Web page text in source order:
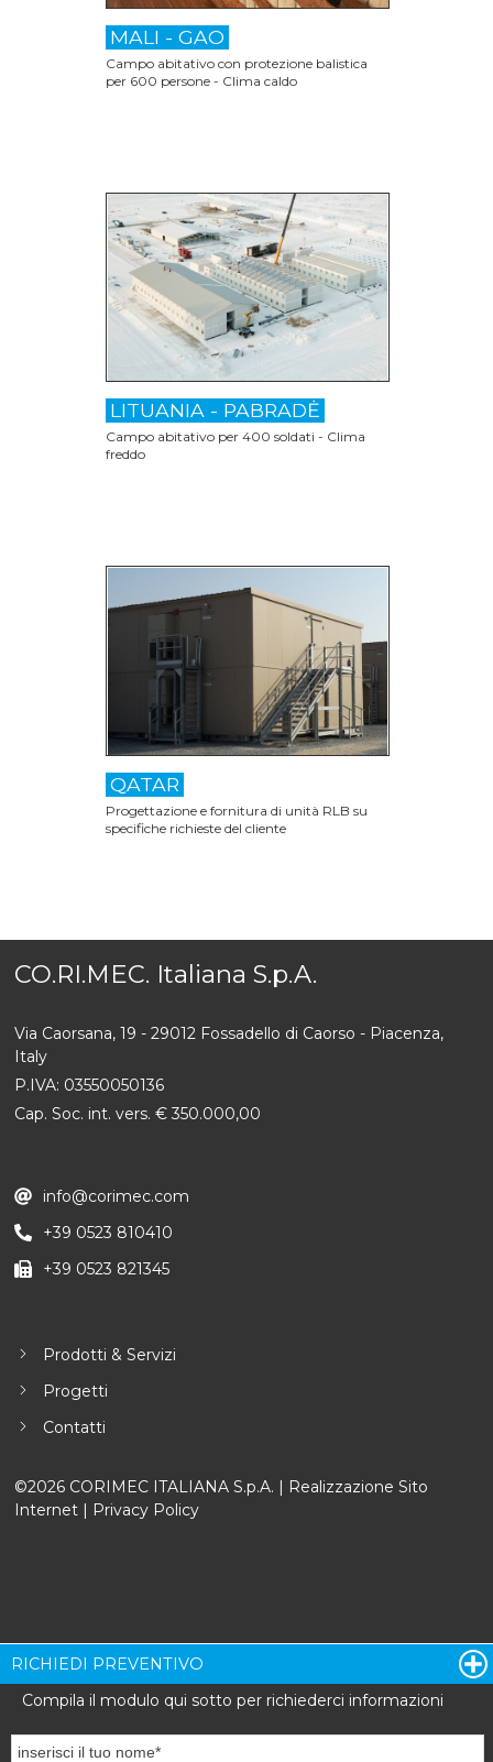
MALI - GAO
Campo abitativo con protezione balistica
per 600 persone - Clima caldo
LITUANIA - PABRADĖ
Campo abitativo per 400 soldati - Clima
freddo
QATAR
Progettazione e fornitura di unità RLB su
specifiche richieste del cliente
CO.RI.MEC. Italiana S.p.A.
Via Caorsana, 19 - 29012 Fossadello di Caorso - Piacenza,
Italy
P.IVA: 03550050136
Cap. Soc. int. vers. € 350.000,00
info@corimec.com
+39 0523 810410
+39 0523 821345
Prodotti & Servizi
Progetti
Contatti
©2026 CORIMEC ITALIANA S.p.A. | Realizzazione Sito
Internet | Privacy Policy
RICHIEDI PREVENTIVO
Compila il modulo qui sotto per richiederci informazioni